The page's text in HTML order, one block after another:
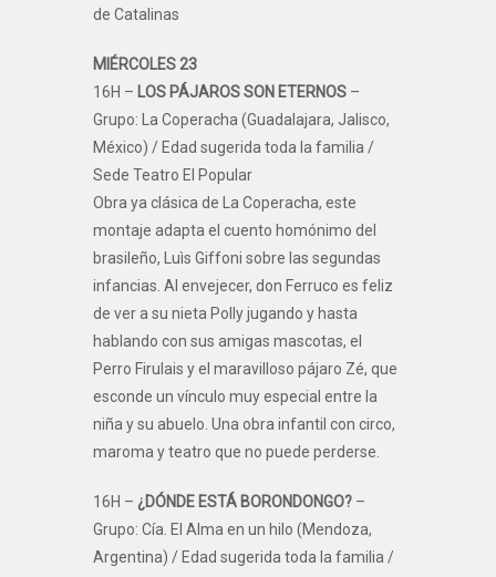
de Catalinas
MIÉRCOLES 23
16H – LOS PÁJAROS SON ETERNOS –
Grupo: La Coperacha (Guadalajara, Jalisco,
México) / Edad sugerida toda la familia /
Sede Teatro El Popular
Obra ya clásica de La Coperacha, este
montaje adapta el cuento homónimo del
brasileño, Luìs Giffoni sobre las segundas
infancias. Al envejecer, don Ferruco es feliz
de ver a su nieta Polly jugando y hasta
hablando con sus amigas mascotas, el
Perro Firulais y el maravilloso pájaro Zé, que
esconde un vínculo muy especial entre la
niña y su abuelo. Una obra infantil con circo,
maroma y teatro que no puede perderse.
16H – ¿DÓNDE ESTÁ BORONDONGO? –
Grupo: Cía. El Alma en un hilo (Mendoza,
Argentina) / Edad sugerida toda la familia /